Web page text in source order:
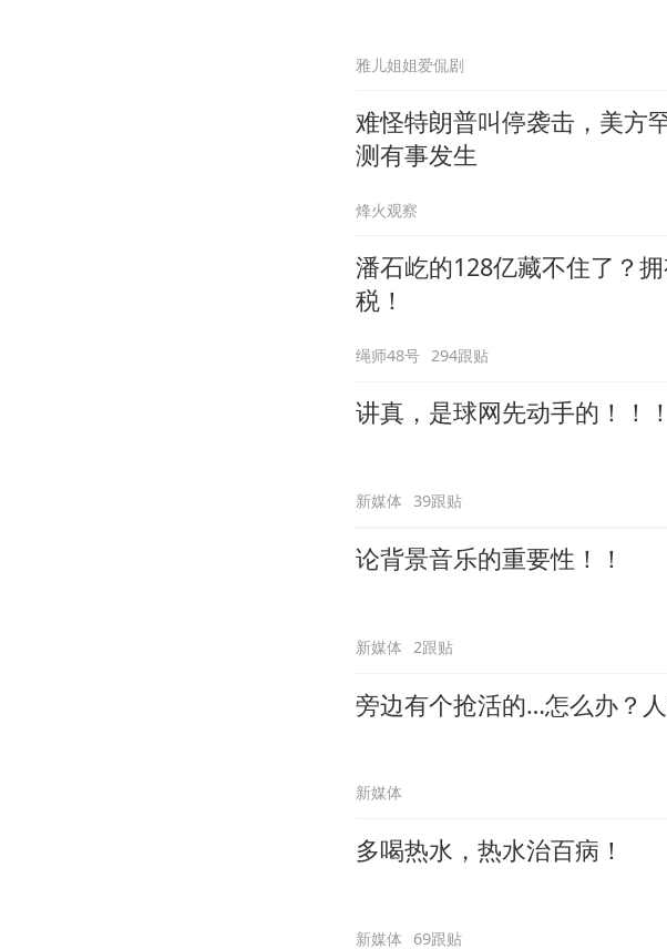
雅儿姐姐爱侃剧
难怪特朗普叫停袭击，美方
测有事发生
烽火观察
潘石屹的128亿藏不住了？
税！
绳师48号 294跟贴
讲真，是球网先动手的！！！
新媒体 39跟贴
论背景音乐的重要性！！
新媒体 2跟贴
旁边有个抢活的…怎么办？
新媒体
多喝热水，热水治百病！
新媒体 69跟贴